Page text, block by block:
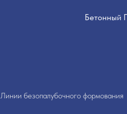
Бетонный
Линии безопалубочного формования